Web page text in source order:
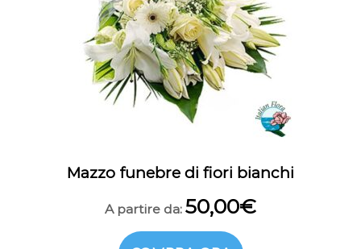
Mazzo funebre di fiori bianchi
A partire da: 50,00€